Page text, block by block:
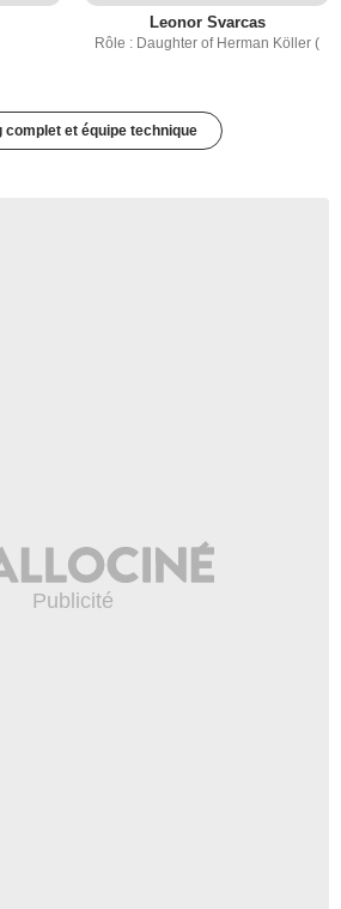
Leonor Svarcas
Rôle : Daughter of Herman Köller (
complet et équipe technique